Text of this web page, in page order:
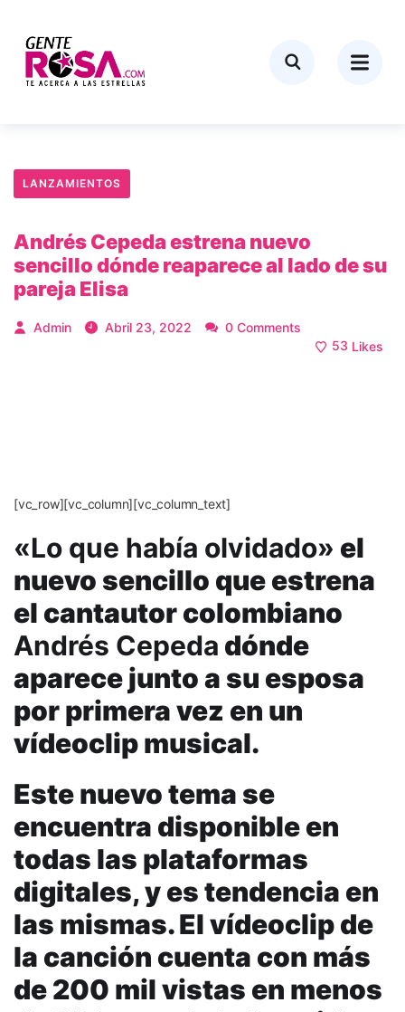
LANZAMIENTOS
Andrés Cepeda estrena nuevo
sencillo dónde reaparece al lado de su
pareja Elisa
Admin Abril 23, 2022
0 Comments
53 Likes
[vc_row][vc_column][vc_column_text]
«Lo que había olvidado» el
nuevo sencillo que estrena
el cantautor colombiano
Andrés Cepeda dónde
aparece junto a su esposa
por primera vez en un
vídeoclip musical.
Este nuevo tema se
encuentra disponible en
todas las plataformas
digitales, y es tendencia en
las mismas. El vídeoclip de
la canción cuenta con más
de 200 mil vistas en menos